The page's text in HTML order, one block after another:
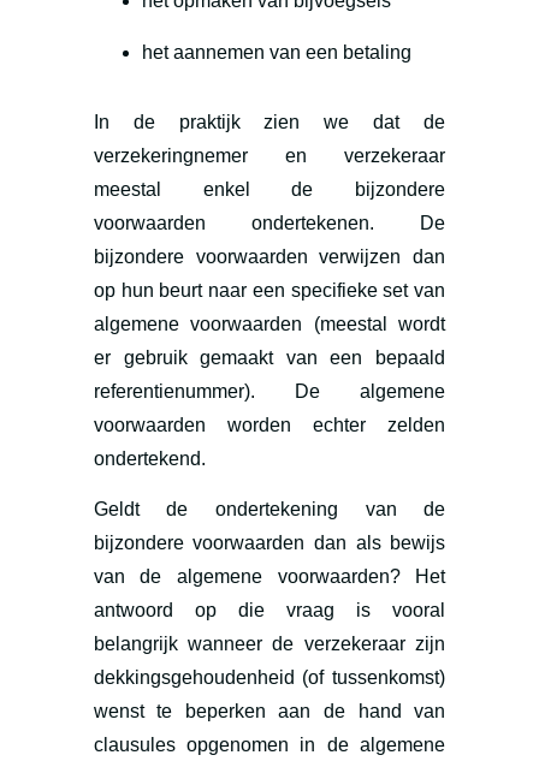
het aannemen van een betaling
In de praktijk zien we dat de
verzekeringnemer en verzekeraar
meestal enkel de bijzondere
voorwaarden ondertekenen. De
bijzondere voorwaarden verwijzen dan
op hun beurt naar een specifieke set van
algemene voorwaarden (meestal wordt
er gebruik gemaakt van een bepaald
referentienummer). De algemene
voorwaarden worden echter zelden
ondertekend.
Geldt de ondertekening van de
bijzondere voorwaarden dan als bewijs
van de algemene voorwaarden? Het
antwoord op die vraag is vooral
belangrijk wanneer de verzekeraar zijn
dekkingsgehoudenheid (of tussenkomst)
wenst te beperken aan de hand van
clausules opgenomen in de algemene